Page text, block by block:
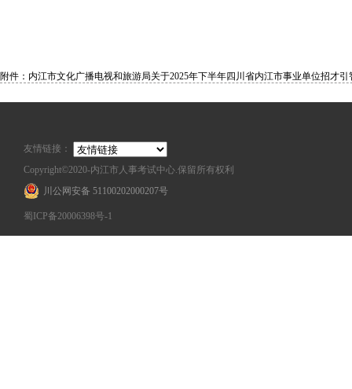
附件：内江市文化广播电视和旅游局关于2025年下半年四川省内江市事业单位招才
友情链接：
Copyright©2020-内江市人事考试中心.保留所有权利
川公网安备 51100202000207号
蜀ICP备20006398号-1